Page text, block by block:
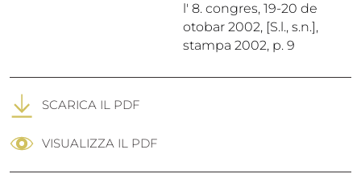
l' 8. congres, 19-20 de
otobar 2002, [S.l., s.n.],
stampa 2002, p. 9
SCARICA IL PDF
VISUALIZZA IL PDF